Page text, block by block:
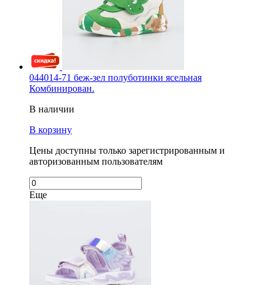
044014-71 беж-зел полуботинки ясельная
Комбинирован.
В наличии
В корзину
Цены доступны только зарегистрированным и
авторизованным пользователям
Еще